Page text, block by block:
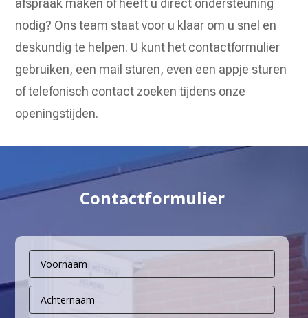
afspraak maken of heeft u direct ondersteuning
nodig? Ons team staat voor u klaar om u snel en
deskundig te helpen. U kunt het contactformulier
gebruiken, een mail sturen, even een appje sturen
of telefonisch contact zoeken tijdens onze
openingstijden.
Contactformulier